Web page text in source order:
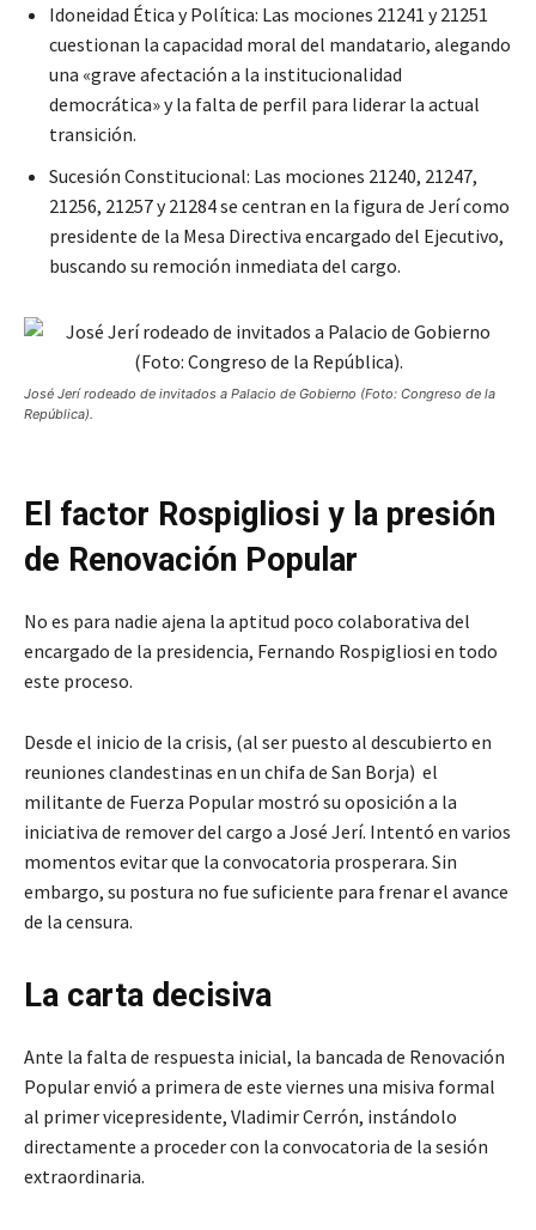
Idoneidad Ética y Política: Las mociones 21241 y 21251
cuestionan la capacidad moral del mandatario, alegando
una «grave afectación a la institucionalidad
democrática» y la falta de perfil para liderar la actual
transición.
Sucesión Constitucional: Las mociones 21240, 21247,
21256, 21257 y 21284 se centran en la figura de Jerí como
presidente de la Mesa Directiva encargado del Ejecutivo,
buscando su remoción inmediata del cargo.
José Jerí rodeado de invitados a Palacio de Gobierno (Foto: Congreso de la
República).
El factor Rospigliosi y la presión
de Renovación Popular
No es para nadie ajena la aptitud poco colaborativa del
encargado de la presidencia, Fernando Rospigliosi en todo
este proceso.
Desde el inicio de la crisis, (al ser puesto al descubierto en
reuniones clandestinas en un chifa de San Borja) el
militante de Fuerza Popular mostró su oposición a la
iniciativa de remover del cargo a José Jerí. Intentó en varios
momentos evitar que la convocatoria prosperara. Sin
embargo, su postura no fue suficiente para frenar el avance
de la censura.
La carta decisiva
Ante la falta de respuesta inicial, la bancada de Renovación
Popular envió a primera de este viernes una misiva formal
al primer vicepresidente, Vladimir Cerrón, instándolo
directamente a proceder con la convocatoria de la sesión
extraordinaria.